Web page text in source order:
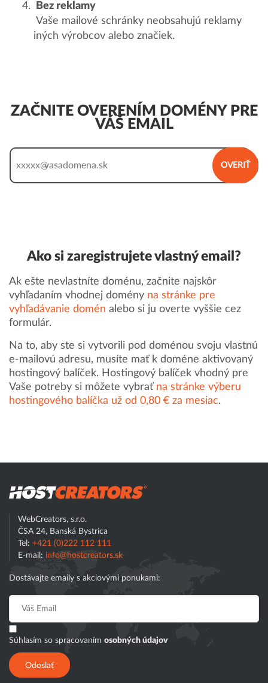
Bez reklamy
Vaše mailové schránky neobsahujú reklamy
iných výrobcov alebo značiek.
ZAČNITE OVERENÍM DOMÉNY PRE
VÁŠ EMAIL
OVERIŤ
xxxxx@
Ako si zaregistrujete vlastný email?
Ak ešte nevlastníte doménu, začnite najskôr
vyhľadaním vhodnej domény na stránke pre
vyhľadávanie domén alebo si ju overte vyššie cez
formulár.
Na to, aby ste si vytvorili pod doménou svoju vlastnú
e-mailovú adresu, musíte mať k doméne aktivovaný
hostingový balíček. Hostingový balíček vhodný pre
Vaše potreby si môžete vybrať na stránke výberu
hostingového balíčka už od 0,80 € za mesiac.
WebCreators, s.r.o.
ČSA 24, Banská Bystrica
Tel: +421 (0)222 112 111
E-mail: info@hostcreators.sk
Dostávajte emaily s akciovými ponukami:
Súhlasím so spracovaním osobných údajov
Odoslať